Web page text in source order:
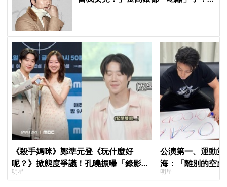
《殺手媽咪》鄭準元登《玩什麼好
呢？》掀態度爭議！孔曉振曝「錄影後
真的吐了」心疼喊：沒能救你
明星
公演第一、運動
海：「離別的空
見」
明星